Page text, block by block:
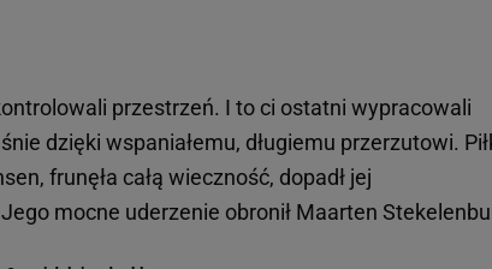
przestrzeń. I to ci ostatni wypracowali
dzięki wspaniałemu, długiemu przerzutowi.
frunęła całą wieczność, dopadł jej
mocne uderzenie obronił Maarten